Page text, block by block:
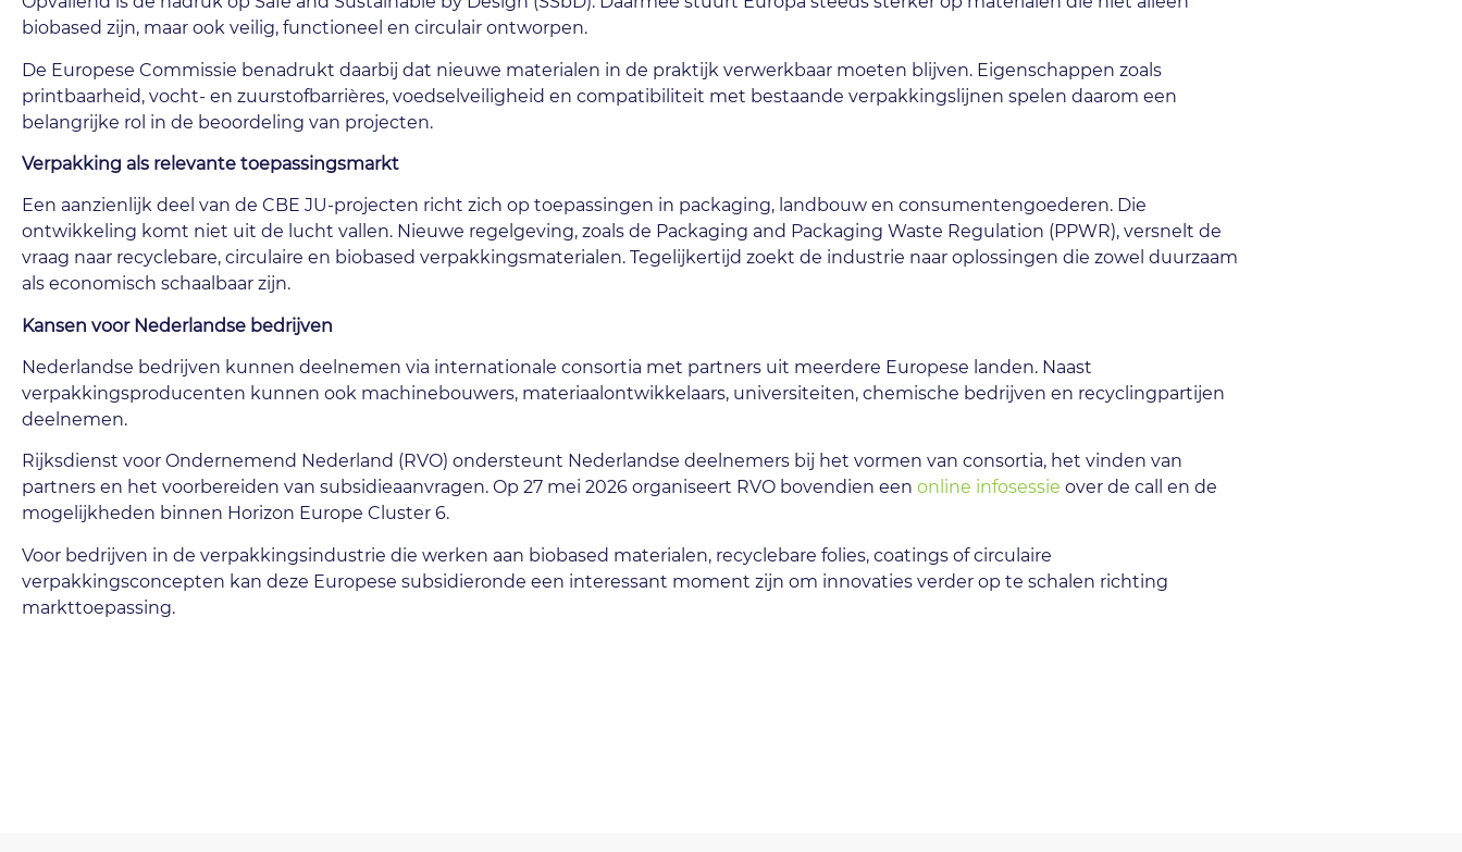
biobased zijn, maar ook veilig, functioneel en circulair ontworpen.
De Europese Commissie benadrukt daarbij dat nieuwe materialen in de praktijk verwerkbaar moeten blijven. Eigenschappen zoals
printbaarheid, vocht- en zuurstofbarrières, voedselveiligheid en compatibiliteit met bestaande verpakkingslijnen spelen daarom een
belangrijke rol in de beoordeling van projecten.
Verpakking als relevante toepassingsmarkt
Een aanzienlijk deel van de CBE JU-projecten richt zich op toepassingen in packaging, landbouw en consumentengoederen. Die
ontwikkeling komt niet uit de lucht vallen. Nieuwe regelgeving, zoals de Packaging and Packaging Waste Regulation (PPWR), versnelt de
vraag naar recyclebare, circulaire en biobased verpakkingsmaterialen. Tegelijkertijd zoekt de industrie naar oplossingen die zowel duurzaam
als economisch schaalbaar zijn.
Kansen voor Nederlandse bedrijven
Nederlandse bedrijven kunnen deelnemen via internationale consortia met partners uit meerdere Europese landen. Naast
verpakkingsproducenten kunnen ook machinebouwers, materiaalontwikkelaars, universiteiten, chemische bedrijven en recyclingpartijen
deelnemen.
Rijksdienst voor Ondernemend Nederland (RVO) ondersteunt Nederlandse deelnemers bij het vormen van consortia, het vinden van
partners en het voorbereiden van subsidieaanvragen. Op 27 mei 2026 organiseert RVO bovendien een online infosessie over de call en de
mogelijkheden binnen Horizon Europe Cluster 6.
Voor bedrijven in de verpakkingsindustrie die werken aan biobased materialen, recyclebare folies, coatings of circulaire
verpakkingsconcepten kan deze Europese subsidieronde een interessant moment zijn om innovaties verder op te schalen richting
markttoepassing.